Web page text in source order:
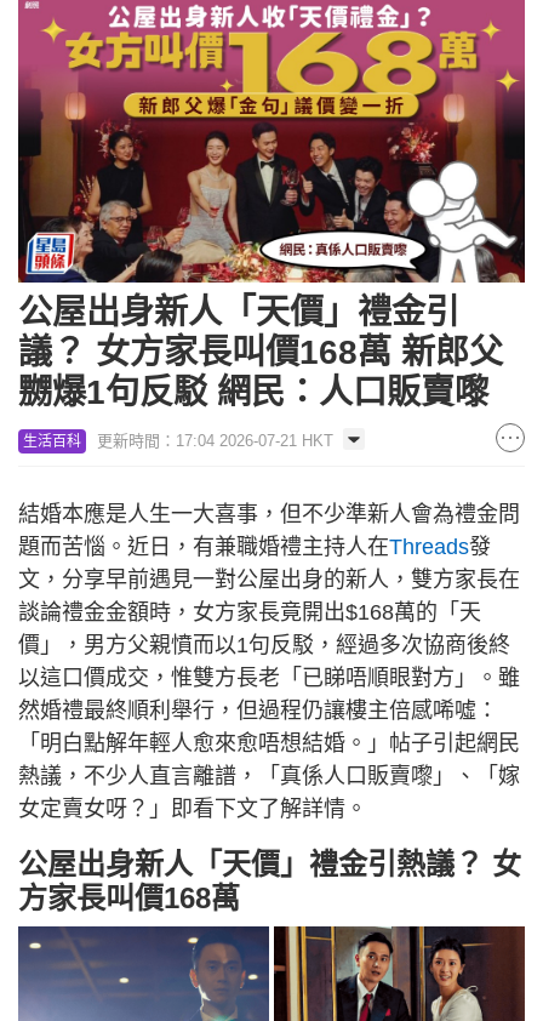
公屋出身新人「天價」禮金引
議？ 女方家長叫價168萬 新郎父
嬲爆1句反駁 網民：人口販賣嚟
生活百科 更新時間：17:04 2026-07-21 HKT
結婚本應是人生一大喜事，但不少準新人會為禮金問
題而苦惱。近日，有兼職婚禮主持人在Threads發
文，分享早前遇見一對公屋出身的新人，雙方家長在
談論禮金金額時，女方家長竟開出$168萬的「天
價」，男方父親憤而以1句反駁，經過多次協商後終
以這口價成交，惟雙方長老「已睇唔順眼對方」。雖
然婚禮最終順利舉行，但過程仍讓樓主倍感唏噓：
「明白點解年輕人愈來愈唔想結婚。」帖子引起網民
熱議，不少人直言離譜，「真係人口販賣嚟」、「嫁
女定賣女呀？」即看下文了解詳情。
公屋出身新人「天價」禮金引熱議？ 女
方家長叫價168萬